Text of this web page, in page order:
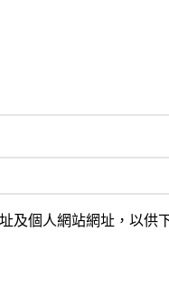
及個人網站網址，以供